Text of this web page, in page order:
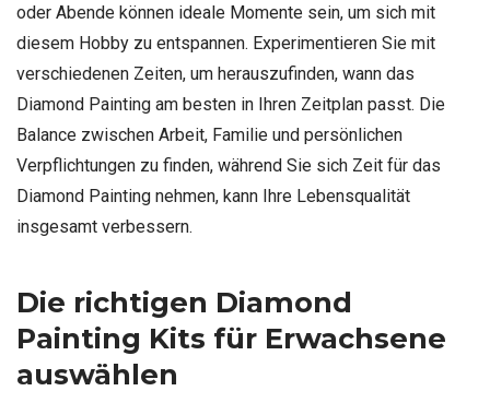
oder Abende können ideale Momente sein, um sich mit
diesem Hobby zu entspannen. Experimentieren Sie mit
verschiedenen Zeiten, um herauszufinden, wann das
Diamond Painting am besten in Ihren Zeitplan passt. Die
Balance zwischen Arbeit, Familie und persönlichen
Verpflichtungen zu finden, während Sie sich Zeit für das
Diamond Painting nehmen, kann Ihre Lebensqualität
insgesamt verbessern.
Die richtigen Diamond
Painting Kits für Erwachsene
auswählen